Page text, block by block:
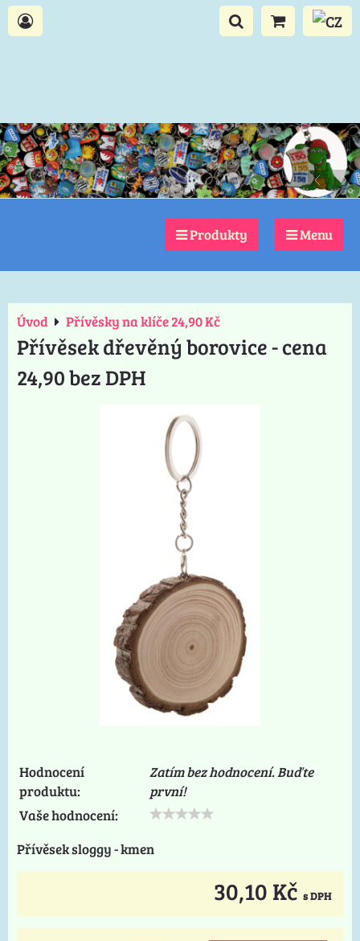
Produkty Menu
Úvod Přívěsky na klíče 24,90 Kč
Přívěsek dřevěný borovice - cena
24,90 bez DPH
Hodnocení
produktu:
Zatím bez hodnocení. Buďte
první!
Vaše hodnocení:
Přívěsek sloggy - kmen
30,10 Kč s DPH